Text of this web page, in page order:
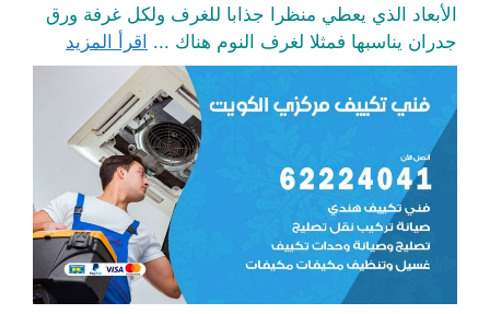
الأبعاد الذي يعطي منظرا جذابا للغرف ولكل غرفة ورق
جدران يناسبها فمثلا لغرف النوم هناك ... اقرأ المزيد